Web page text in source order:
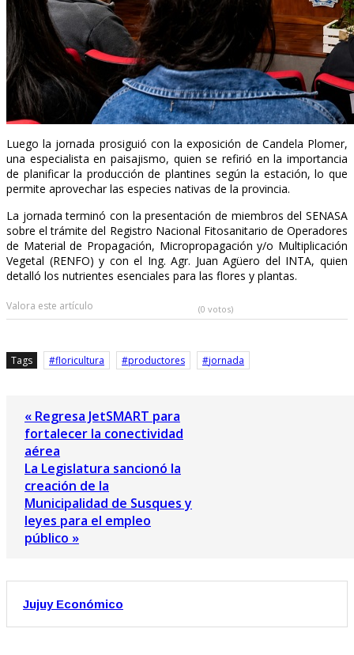
Luego la jornada prosiguió con la exposición de Candela Plomer,
una especialista en paisajismo, quien se refirió en la importancia
de planificar la producción de plantines según la estación, lo que
permite aprovechar las especies nativas de la provincia.
La jornada terminó con la presentación de miembros del SENASA
sobre el trámite del Registro Nacional Fitosanitario de Operadores
de Material de Propagación, Micropropagación y/o Multiplicación
Vegetal (RENFO) y con el Ing. Agr. Juan Agüero del INTA, quien
detalló los nutrientes esenciales para las flores y plantas.
Valora este artículo (0 votos)
Tags floricultura productores jornada
« Regresa JetSMART para
fortalecer la conectividad
aérea
La Legislatura sancionó la
creación de la
Municipalidad de Susques y
leyes para el empleo
público »
Jujuy Económico